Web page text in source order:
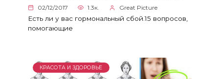
02/12/2017 1.3к. Great Picture
Есть ли у вас гормональный сбой.15 вопросов,
помогающие
КРАСОТА И ЗДОРОВЬЕ